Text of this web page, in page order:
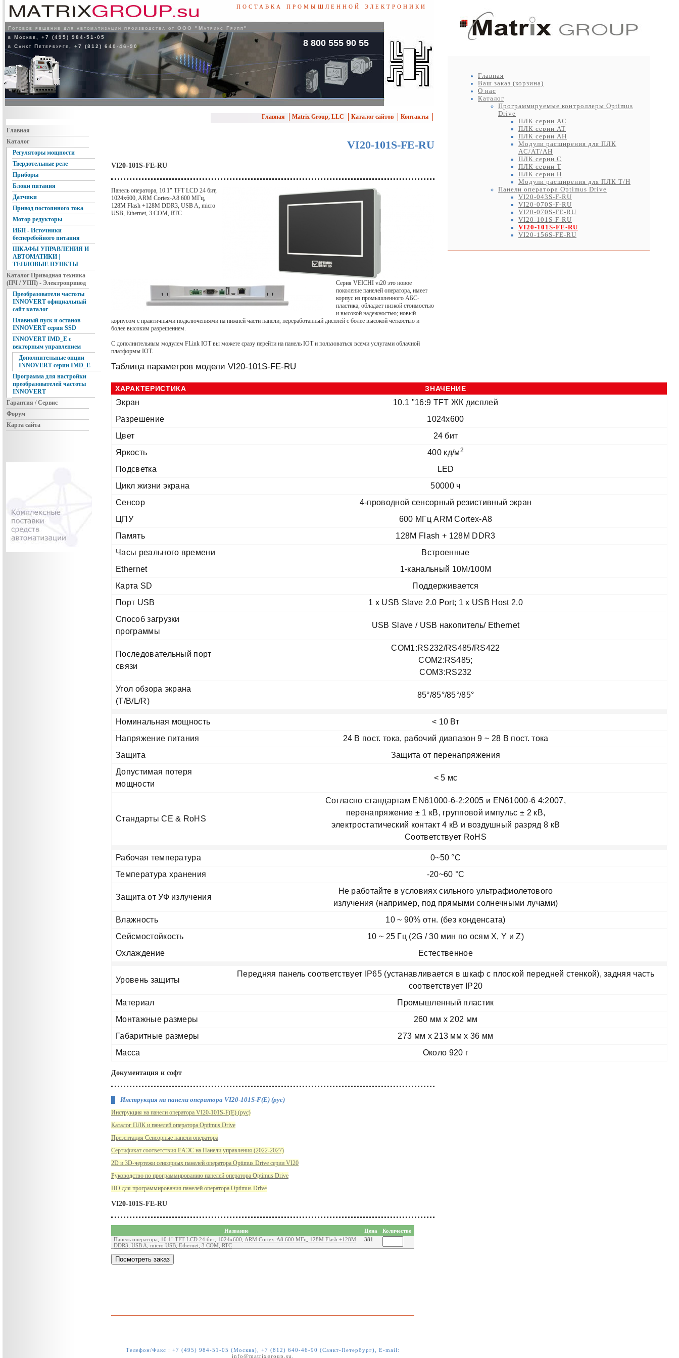
Главная
Ваш заказ (корзина)
О нас
Каталог
Программируемые контроллеры Optimus
Drive
ПЛК серии AC
ПЛК серии AT
ПЛК серии AH
Модули расширения для ПЛК
AC/AT/AH
ПЛК серии C
ПЛК серии T
ПЛК серии H
Модули расширения для ПЛК T/H
Панели оператора Optimus Drive
VI20-043S-F-RU
VI20-070S-F-RU
VI20-070S-FE-RU
VI20-101S-F-RU
VI20-101S-FE-RU
VI20-156S-FE-RU
поставка промышленной электроники
Готовое решение для автоматизации производства от ООО "Матрикс Групп"
в Москве, +7 (495) 984-51-05
в Санкт Петербурге, +7 (812) 640-46-90
8 800 555 90 55
Главная Matrix Group, LLC Каталог сайтов
Контакты
Главная
Каталог
Регуляторы мощности
Твердотельные реле
Приборы
Блоки питания
Датчики
Привод постоянного тока
Мотор редукторы
ИБП - Источники
бесперебойного питания
ШКАФЫ УПРАВЛЕНИЯ И
АВТОМАТИКИ |
ТЕПЛОВЫЕ ПУНКТЫ
Каталог Приводная техника
(ПЧ / УПП) - Электропривод
Преобразователи частоты
INNOVERT официальный
сайт каталог
Плавный пуск и останов
INNOVERT серия SSD
INNOVERT IMD_E с
векторным управлением
Дополнительные опции
INNOVERT серии IMD_E
Программа для настройки
преобразователей частоты
INNOVERT
Гарантия / Сервис
Форум
Карта сайта
VI20-101S-FE-RU
VI20-101S-FE-RU
Панель оператора, 10.1" TFT LCD 24 бит,
1024x600, ARM Cortex-A8 600 МГц,
128M Flash +128M DDR3, USB A, micro
USB, Ethernet, 3 COM, RTC
Серия VEICHI vi20 это новое
поколение панелей оператора, имеет
корпус из промышленного АБС-
пластика, обладает низкой стоимостью
и высокой надежностью; новый
корпусом с практичными подключениями на нижней части панели; переработанный дисплей с более высокой четкостью и
более высоким разрешением.
С дополнительным модулем FLink IOT вы можете сразу перейти на панель IOT и пользоваться всеми услугами облачной
платформы IOT.
Таблица параметров модели VI20-101S-FE-RU
ХАРАКТЕРИСТИКА ЗНАЧЕНИЕ
Экран
10.1 "16:9 TFT ЖК дисплей
Разрешение
1024x600
Цвет
24 бит
Яркость
400 кд/м2
Подсветка
LED
Цикл жизни экрана
50000 ч
Сенсор
4-проводной сенсорный резистивный экран
ЦПУ
600 МГц ARM Cortex-A8
Память
128M Flash + 128M DDR3
Часы реального времени
Встроенные
Ethernet
1-канальный 10M/100M
Карта SD
Поддерживается
Порт USB
1 х USB Slave 2.0 Port; 1 х USB Host 2.0
Способ загрузки
программы
USB Slave / USB накопитель/ Ethernet
Последовательный порт
связи
COM1:RS232/RS485/RS422
COM2:RS485;
COM3:RS232
Угол обзора экрана
(T/B/L/R)
85°/85°/85°/85°
Номинальная мощность
< 10 Вт
Напряжение питания
24 В пост. тока, рабочий диапазон 9 ~ 28 В пост. тока
Защита
Защита от перенапряжения
Допустимая потеря
мощности
< 5 мс
Стандарты CE & RoHS
Согласно стандартам EN61000-6-2:2005 и EN61000-6 4:2007,
перенапряжение ± 1 кВ, групповой импульс ± 2 кВ,
электростатический контакт 4 кВ и воздушный разряд 8 кВ
Соответствует RoHS
Рабочая температура
0~50 °С
Температура хранения
-20~60 °С
Защита от УФ излучения
Не работайте в условиях сильного ультрафиолетового
излучения (например, под прямыми солнечными лучами)
Влажность
10 ~ 90% отн. (без конденсата)
Сейсмостойкость
10 ~ 25 Гц (2G / 30 мин по осям X, Y и Z)
Охлаждение
Естественное
Уровень защиты
Передняя панель соответствует IP65 (устанавливается в шкаф с плоской передней стенкой), задняя часть
соответствует IP20
Материал
Промышленный пластик
Монтажные размеры
260 мм x 202 мм
Габаритные размеры
273 мм x 213 мм x 36 мм
Масса
Около 920 г
Документация и софт
Инструкция на панели оператора VI20-101S-F(E) (рус)
Инструкция на панели оператора VI20-101S-F(E) (рус)
Каталог ПЛК и панелей оператора Optimus Drive
Презентация Сенсорные панели оператора
Сертификат соответствия EAЭC на Панели управления (2022-2027)
2D и 3D-чертежи сенсорных панелей оператора Optimus Drive серии VI20
Руководство по программированию панелей оператора Optimus Drive
ПО для программирования панелей оператора Optimus Drive
VI20-101S-FE-RU
Название Цена
Количество
Панель оператора, 10.1" TFT LCD 24 бит, 1024x600, ARM Cortex-A8 600 МГц, 128M Flash +128M
DDR3, USB A, micro USB, Ethernet, 3 COM, RTC
381
Телефон/Факс : +7 (495) 984-51-05 (Москва), +7 (812) 640-46-90 (Санкт-Петербург) , E-mail:
info@matrixgroup.su